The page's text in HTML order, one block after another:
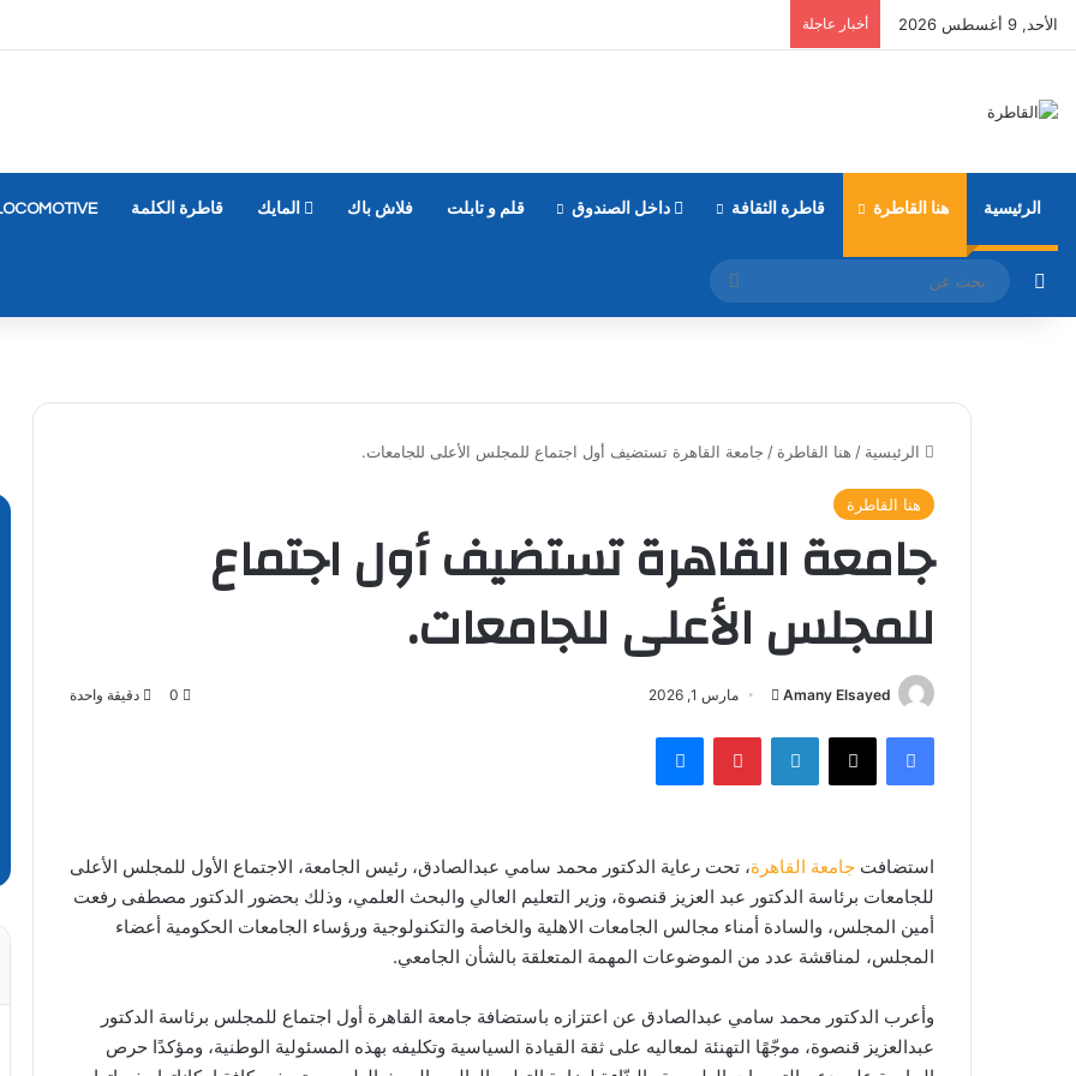
الأحد, 9 أغسطس 2026 أخبار عاجلة
الرئيسية هنا القاطرة قاطرة الثقافة داخل الصندوق قلم و تابلت فلاش باك المايك قاطرة الكلمة
مقال عشوائي
بحث
عن
الرئيسية / هنا القاطرة / جامعة القاهرة تستضيف أول اجتماع للمجلس الأعلى للجامعات.
هنا القاطرة
جامعة القاهرة تستضيف أول اجتماع
للمجلس الأعلى للجامعات.
Amany Elsayed
أرسل
إلكترونيا
مارس 1, 2026 0 دقيقة واحدة
فيسبوك ‫X لينكدإن بينتيريستماسنجر
استضافت جامعة القاهرة، تحت رعاية الدكتور محمد سامي عبدالصادق، رئيس الجامعة، الاجتماع الأول للمجلس الأعلى
للجامعات برئاسة الدكتور عبد العزيز قنصوة، وزير التعليم العالي والبحث العلمي، وذلك بحضور الدكتور مصطفى رفعت
أمين المجلس، والسادة أمناء مجالس الجامعات الاهلية والخاصة والتكنولوجية ورؤساء الجامعات الحكومية أعضاء
المجلس، لمناقشة عدد من الموضوعات المهمة المتعلقة بالشأن الجامعي.
وأعرب الدكتور محمد سامي عبدالصادق عن اعتزازه باستضافة جامعة القاهرة أول اجتماع للمجلس برئاسة الدكتور
عبدالعزيز قنصوة، موجّهًا التهنئة لمعاليه على ثقة القيادة السياسية وتكليفه بهذه المسئولية الوطنية، ومؤكدًا حرص